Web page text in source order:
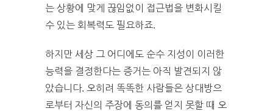
는 상황에 맞게 끊임없이 접근법을 변화시킬
수 있는 회복력도 필요하죠.
하지만 세상 그 어디에도 순수 지성이 이러한
능력을 결정한다는 증거는 아직 발견되지 않
았습니다. 오히려 똑똑한 사람들은 상대방으
로부터 자신의 주장에 동의를 얻지 못할 때 오